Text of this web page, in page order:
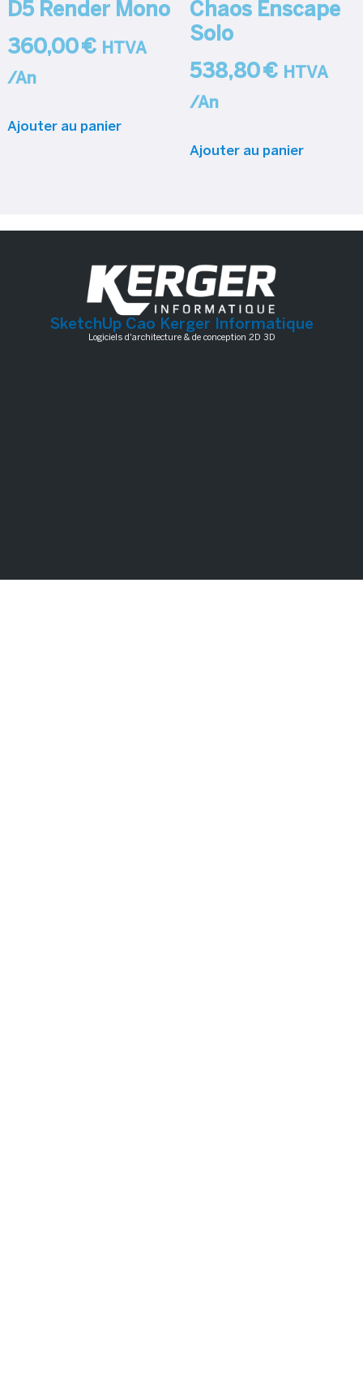
D5 Render Mono
360,00€ HTVA
/An
Ajouter au panier
Chaos Enscape
Solo
538,80€ HTVA
/An
Ajouter au panier
SketchUp Cao Kerger Informatique
Logiciels d'architecture & de conception 2D 3D